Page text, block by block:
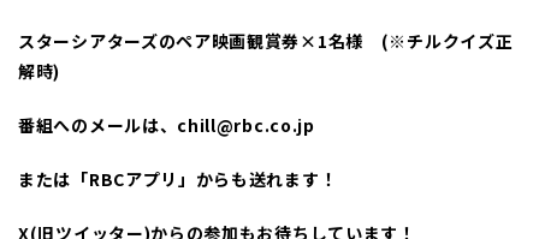
スターシアターズのペア映画観賞券×1名様 (※チルクイズ正
解時)
番組へのメールは、chill@rbc.co.jp
または「RBCアプリ」からも送れます！
X(旧ツイッター)からの参加もお待ちしています！